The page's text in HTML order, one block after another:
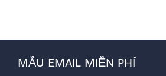
MẪU EMAIL MIỄN PHÍ